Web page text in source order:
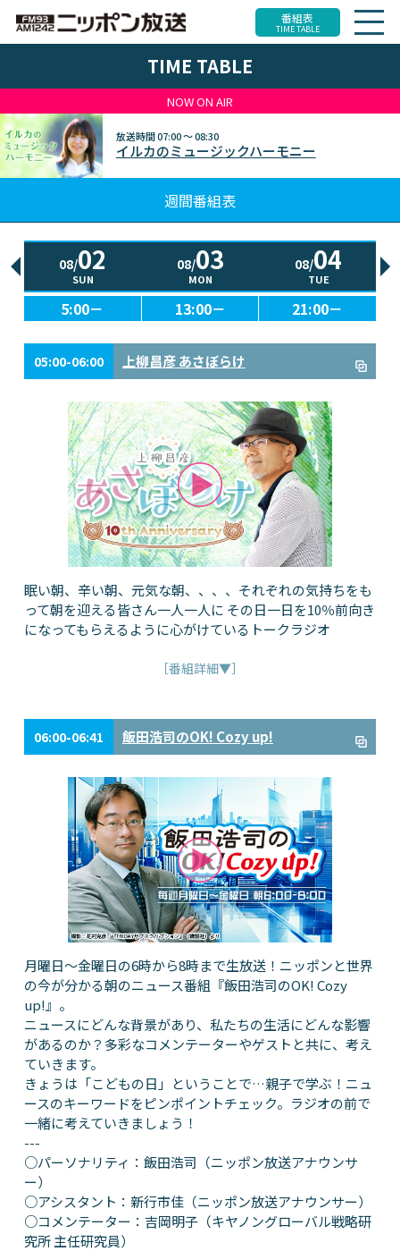
番組表
TIME TABLE
TIME TABLE
NOW ON AIR
放送時間07:00 ～ 08:30
イルカのミュージックハーモニー
週間番組表
08/02
SUN
08/03
MON
08/04
TUE
5:00－ 13:00－ 21:00－
05:00-06:00 上柳昌彦 あさぼらけ
眠い朝、辛い朝、元気な朝、、、、それぞれの気持ちをも
って朝を迎える皆さん一人一人に その日一日を10％前向き
になってもらえるように心がけているトークラジオ
［番組詳細▼］
06:00-06:41 飯田浩司のOK! Cozy up!
月曜日～金曜日の6時から8時まで生放送！ニッポンと世界
の今が分かる朝のニュース番組『飯田浩司のOK! Cozy
up!』。
ニュースにどんな背景があり、私たちの生活にどんな影響
があるのか？多彩なコメンテーターやゲストと共に、考え
ていきます。
きょうは「こどもの日」ということで…親子で学ぶ！ニュ
ースのキーワードをピンポイントチェック。ラジオの前で
一緒に考えていきましょう！
---
○パーソナリティ：飯田浩司（ニッポン放送アナウンサ
ー）
○アシスタント：新行市佳（ニッポン放送アナウンサー）
○コメンテーター：吉岡明子（キヤノングローバル戦略研
究所 主任研究員）